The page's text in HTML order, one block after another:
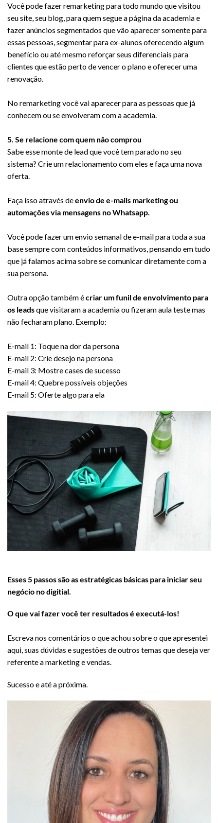
Você pode fazer remarketing para todo mundo que visitou
seu site, seu blog, para quem segue a página da academia e
fazer anúncios segmentados que vão aparecer somente para
essas pessoas, segmentar para ex-alunos oferecendo algum
benefício ou até mesmo reforçar seus diferenciais para
clientes que estão perto de vencer o plano e oferecer uma
renovação.
No remarketing você vai aparecer para as pessoas que já
conhecem ou se envolveram com a academia.
5. Se relacione com quem não comprou
Sabe esse monte de lead que você tem parado no seu
sistema? Crie um relacionamento com eles e faça uma nova
oferta.
Faça isso através deenvio de e-mails marketing ou
automações via mensagens no Whatsapp.
Você pode fazer um envio semanal de e-mail para toda a sua
base sempre com conteúdos informativos, pensando em tudo
que já falamos acima sobre se comunicar diretamente com a
sua persona.
Outra opção também écriar um funil de envolvimento para
os leadsque visitaram a academia ou fizeram aula teste mas
não fecharam plano. Exemplo:
E-mail 1: Toque na dor da persona
E-mail 2: Crie desejo na persona
E-mail 3: Mostre cases de sucesso
E-mail 4: Quebre possíveis objeções
E-mail 5: Oferte algo para ela
Esses 5 passos são as estratégicas básicas para iniciar seu
negócio no digitial.
O que vai fazer você ter resultados é executá-los!
Escreva nos comentários o que achou sobre o que apresentei
aqui, suas dúvidas e sugestões de outros temas que deseja ver
referente a marketing e vendas.
Sucesso e até a próxima.